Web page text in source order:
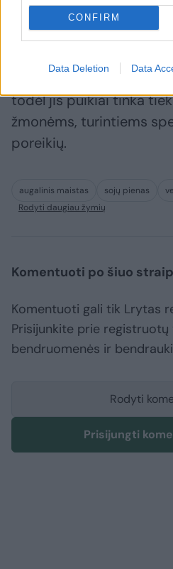
CONFIRM
Data Deletion Data
riešutinio poskonio, tiek
desertais ar kepiniais.
Šio gėrimo sudėtyje
todėl jis puikiai tinka
žmonėms, turintiems
poreikių.
augalinis maistas sojų pienas
Rodyti daugiau žymių
Komentuoti po šiuo
Komentuoti gali tik Lrytas
Prisijunkite prie
bendruomenės ir
Rodyti
Prisijungti